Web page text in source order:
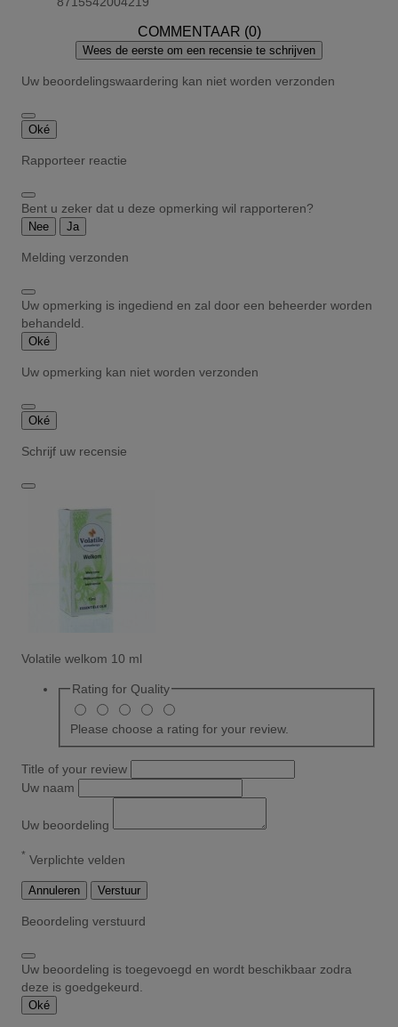
COMMENTAAR (0)
Wees de eerste om een recensie te schrijven
Uw beoordelingswaardering kan niet worden verzonden
Oké
Rapporteer reactie
Bent u zeker dat u deze opmerking wil rapporteren?
Nee Ja
Melding verzonden
Uw opmerking is ingediend en zal door een beheerder worden
behandeld.
Oké
Uw opmerking kan niet worden verzonden
Oké
Schrijf uw recensie
Volatile welkom 10 ml
Rating for Quality
Please choose a rating for your review.
Title of your review
Uw naam
Uw beoordeling
* Verplichte velden
Annuleren Verstuur
Beoordeling verstuurd
Uw beoordeling is toegevoegd en wordt beschikbaar zodra
deze is goedgekeurd.
Oké